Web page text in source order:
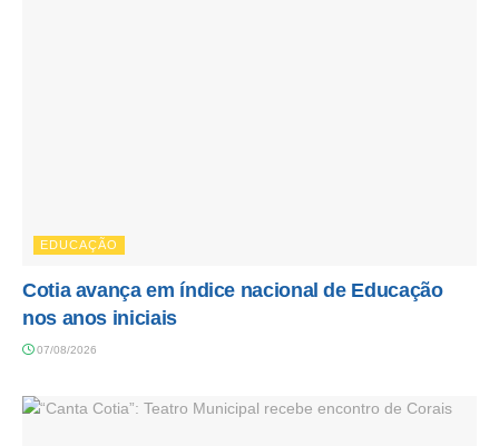
EDUCAÇÃO
Cotia avança em índice nacional de Educação
nos anos iniciais
07/08/2026